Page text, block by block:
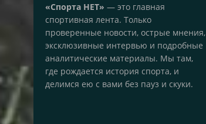
«Спорта НЕТ» — это главная
спортивная лента. Только
проверенные новости, острые мнения,
эксклюзивные интервью и подробные
аналитические материалы. Мы там,
где рождается история спорта, и
делимся ею с вами без пауз и скуки.